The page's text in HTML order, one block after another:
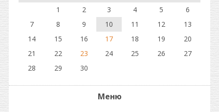
1
2 3 4 5
6
7
8 9 10 11 12
13
14
15 16 17 18 19
20
21
22 23 24 25 26
27
28
29 30
Меню